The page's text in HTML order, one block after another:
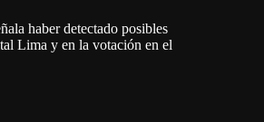
haber detectado posibles
Lima y en la votación en el